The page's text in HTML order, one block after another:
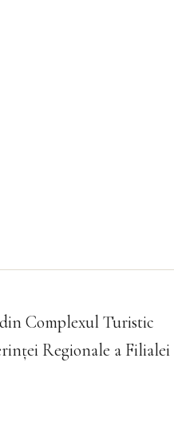
Complexul Turistic
Regionale a Filialei